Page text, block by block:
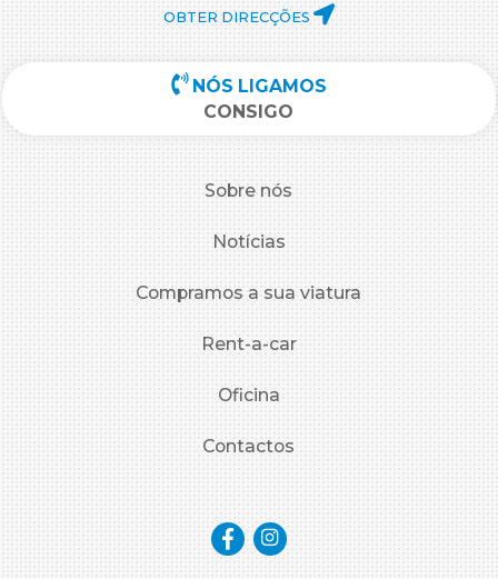
OBTER DIRECÇÕES
NÓS LIGAMOS
CONSIGO
Sobre nós
Notícias
Compramos a sua viatura
Rent-a-car
Oficina
Contactos